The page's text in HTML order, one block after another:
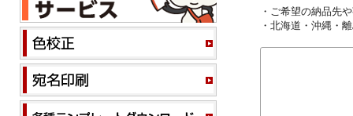
・ご希望の納品先
・北海道・沖縄・